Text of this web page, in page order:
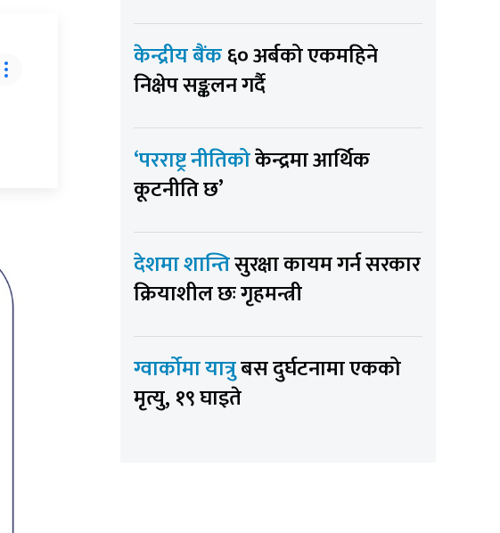
केन्द्रीय बैंक६० अर्बको एकमहिने
निक्षेप सङ्कलन गर्दै
‘परराष्ट्र नीतिकोकेन्द्रमा आर्थिक
कूटनीति छ’
देशमा शान्तिसुरक्षा कायम गर्न सरकार
क्रियाशील छः गृहमन्त्री
ग्वार्कोमा यात्रुबस दुर्घटनामा एकको
मृत्यु, १९ घाइते